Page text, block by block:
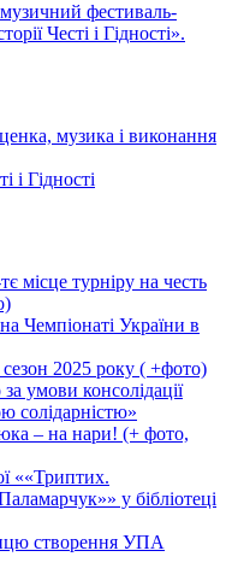
фестиваль-
Честі і Гідності».
музика і виконання
і Гідності
місце турніру на честь
Чемпіонаті України в
2025 року ( +фото)
умови консолідації
солідарністю»
– на нари! (+ фото,
««Триптих.
у бібліотеці
створення УПА